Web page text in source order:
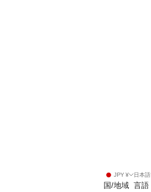
JPY ¥
国/地域
日本語
言語